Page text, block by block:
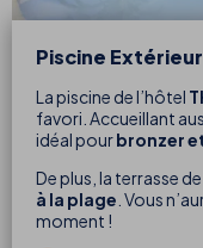
Piscine
La piscine de l’hôtel
favori. Accueillant
idéal pourbronzer
De plus, la terrasse
à la plage . Vous
moment !